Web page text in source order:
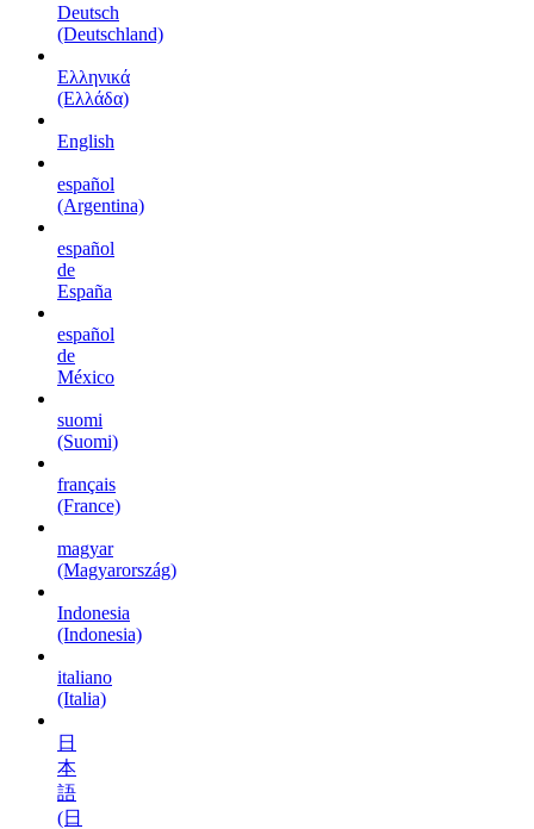
Deutsch
(Deutschland)
Ελληνικά
(Ελλάδα)
English
español
(Argentina)
español
de
España
español
de
México
suomi
(Suomi)
français
(France)
magyar
(Magyarország)
Indonesia
(Indonesia)
italiano
(Italia)
日
本
語
(日